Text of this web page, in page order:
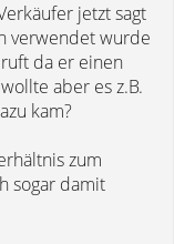
jetzt sagt
verwendet wurde
da er einen
aber es z.B.
kam?
zum
sogar damit